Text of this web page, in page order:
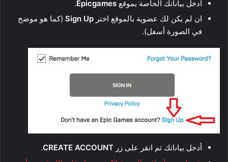
ادخل بياناتك الخاصة بموقع Epicgames
.
ان لم يكن لك عضوية بالموقع اختر Sign Up (كما هو موضح
في الصورة أسفل).
أدخل بياناتك ثم انقر على زر CREATE ACCOUNT
.